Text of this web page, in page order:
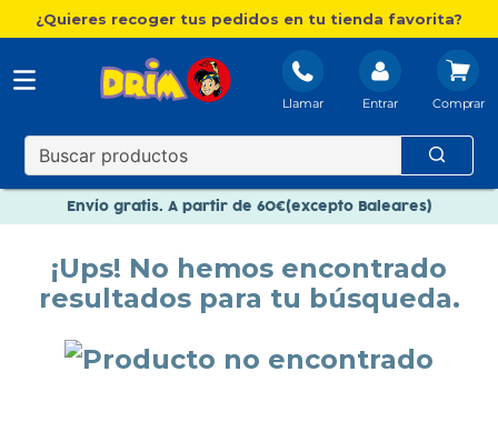
¿Quieres recoger tus pedidos en tu tienda favorita?
Llamar Entrar
Envío gratis. A partir de 60€(excepto Baleares)
Nuevo catálogo Aire Libre
Paga en 3 plazos sin intereses
¡Ups! No hemos encontrado
resultados para tu búsqueda.